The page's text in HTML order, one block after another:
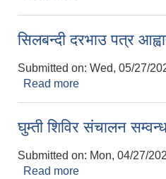
सिलबन्दी दरभाउ पत्र
Submitted on: Wed, 05/27/
Read more
घुम्ती शिविर संचालन
Submitted on: Mon, 04/27/
Read more